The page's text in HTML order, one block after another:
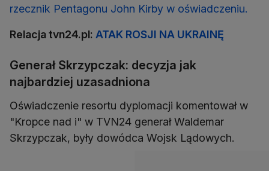
rzecznik Pentagonu John Kirby w oświadczeniu.
Relacja tvn24.pl: ATAK ROSJI NA UKRAINĘ
Generał Skrzypczak: decyzja jak
najbardziej uzasadniona
Oświadczenie resortu dyplomacji komentował w
"Kropce nad i" w TVN24 generał Waldemar
Skrzypczak, były dowódca Wojsk Lądowych.